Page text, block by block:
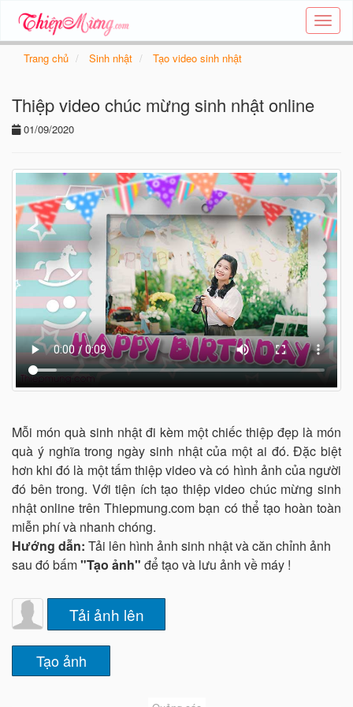
Tạo
thiệp
Trang chủ Sinh nhật Tạo video sinh nhật
Thiệp video chúc mừng sinh nhật online
01/09/2020
Mỗi món quà sinh nhật đi kèm một chiếc thiệp đẹp là món
quà ý nghĩa trong ngày sinh nhật của một ai đó. Đặc biệt
hơn khi đó là một tấm thiệp video và có hình ảnh của người
đó bên trong. Với tiện ích tạo thiệp video chúc mừng sinh
nhật online trên Thiepmung.com bạn có thể tạo hoàn toàn
miễn phí và nhanh chóng.
Hướng dẫn: Tải lên hình ảnh sinh nhật và căn chỉnh ảnh
sau đó bấm"Tạo ảnh" để tạo và lưu ảnh về máy !
Tải ảnh lên